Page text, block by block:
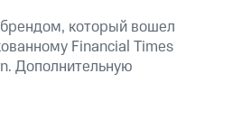
который вошел
Financial Times
Дополнительную